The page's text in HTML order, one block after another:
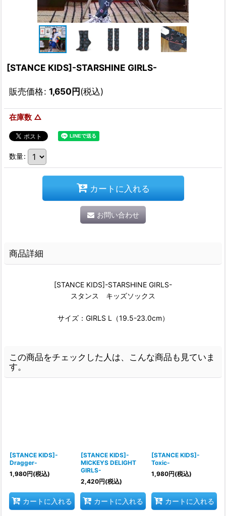
[STANCE KIDS]-STARSHINE GIRLS-
販売価格: 1,650円(税込)
在庫数 △
数量:
カートに入れる
お問い合わせ
商品詳細
[STANCE KIDS]-STARSHINE GIRLS-
スタンス キッズソックス
サイズ：GIRLS L（19.5-23.0cm）
この商品をチェックした人は、こんな商品も見ていま
す。
[STANCE KIDS]-
Dragger-
1,980円(税込)
カートに入れる
[STANCE KIDS]-
MICKEYS DELIGHT
GIRLS-
2,420円(税込)
カートに入れる
[STANCE KIDS]-
Toxic-
1,980円(税込)
カートに入れる